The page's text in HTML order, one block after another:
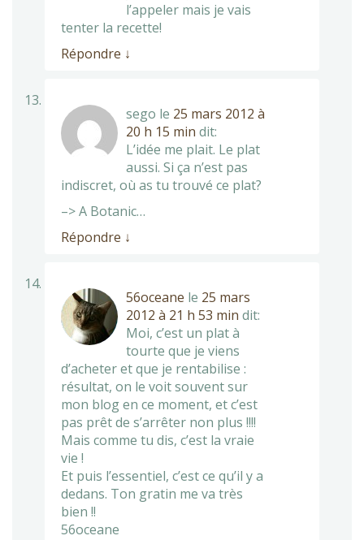
l’appeler mais je vais
tenter la recette!
Répondre ↓
sego le 25 mars 2012 à
20 h 15 min dit:
L’idée me plait. Le plat
aussi. Si ça n’est pas
indiscret, où as tu trouvé ce plat?
–> A Botanic…
Répondre ↓
56oceane le 25 mars
2012 à 21 h 53 min dit:
Moi, c’est un plat à
tourte que je viens
d’acheter et que je rentabilise :
résultat, on le voit souvent sur
mon blog en ce moment, et c’est
pas prêt de s’arrêter non plus !!!!
Mais comme tu dis, c’est la vraie
vie !
Et puis l’essentiel, c’est ce qu’il y a
dedans. Ton gratin me va très
bien !!
56oceane